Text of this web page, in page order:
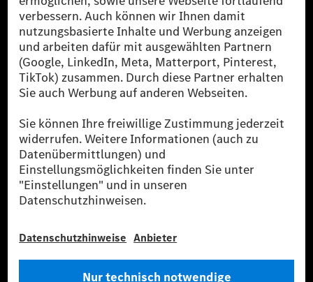
[2] Renewable Charging ist ein integraler Bestandteil von MB.CHARGE
Public in Europa, den USA, Kanada und China. Sofern an der jeweiligen
Ladestation noch kein Strom aus erneuerbaren Energien vorliegt,
verwendet Renewable Charging Grünstromzertifikate*. Diese stellen
sicher, dass für Ladevorgänge über MB.CHARGE Public eine äquivalente
Strommenge aus erneuerbaren Energien ins Stromnetz eingespeist wird.
Sie stammen ausschließlich aus Wind- und Solarkraftanlagen, die jünger
als sechs Jahre sind.
* Inkl. EKOenergy Ökolabel
* Die angegebenen Werte wurden nach dem vorgeschriebenen
Messverfahren WLTP (Worldwide harmonised Light vehicles Test
Procedure) ermittelt. Die angegebenen Spannweiten beziehen sich auf
den europäischen Markt. Der Energieverbrauch und der CO₂-Ausstoß
eines Pkw sind nicht nur von der effizienten Ausnutzung des Kraftstoffs
bzw. des Energieträgers durch den Pkw, sondern auch vom Fahrstil und
anderen nichttechnischen Faktoren abhängig.
** Der Stromverbrauch wurde auf der Grundlage der VO 692/2008/EG
Prüfverfahren“ ermittelt. Es liegen bislang weder bestätigte Werte von